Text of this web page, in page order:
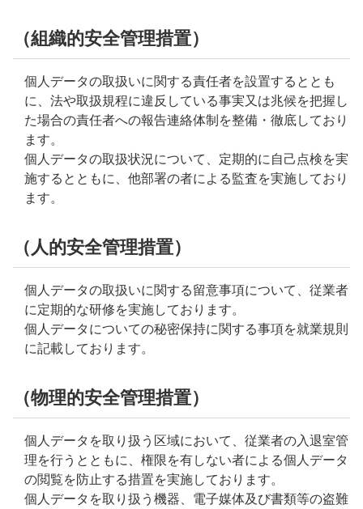
（組織的安全管理措置）
個人データの取扱いに関する責任者を設置するととも
に、法や取扱規程に違反している事実又は兆候を把握し
た場合の責任者への報告連絡体制を整備・徹底しており
ます。
個人データの取扱状況について、定期的に自己点検を実
施するとともに、他部署の者による監査を実施しており
ます。
（人的安全管理措置）
個人データの取扱いに関する留意事項について、従業者
に定期的な研修を実施しております。
個人データについての秘密保持に関する事項を就業規則
に記載しております。
（物理的安全管理措置）
個人データを取り扱う区域において、従業者の入退室管
理を行うとともに、権限を有しない者による個人データ
の閲覧を防止する措置を実施しております。
個人データを取り扱う機器、電子媒体及び書類等の盗難